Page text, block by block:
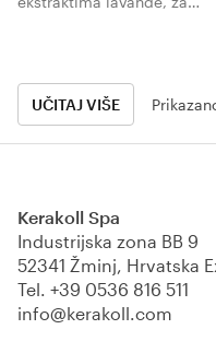
UČITAJ VIŠE
Kerakoll Spa
Industrijska zona BB 9
52341 Žminj, Hrvatska
Tel. +39 0536 816 511
info@kerakoll.com